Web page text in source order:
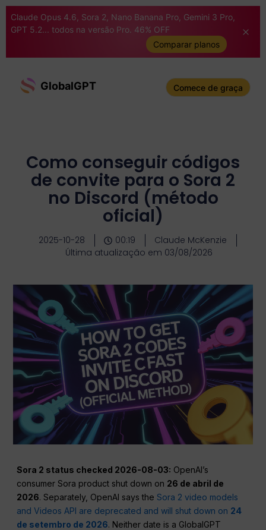
Claude Opus 4.6, Sora 2, Nano Banana Pro, Gemini 3 Pro,
GPT 5.2... todos na versão Pro. 46% OFF
Comparar planos
GlobalGPT Comece de graça
Como conseguir códigos
de convite para o Sora 2
no Discord (método
oficial)
2025-10-28 00:19
Claude McKenzie
Última atualização em 03/08/2026
Sora 2 status checked 2026-08-03: OpenAI’s
consumer Sora product shut down on 26 de abril de
2026. Separately, OpenAI says theSora 2 video models
and Videos API are deprecated and will shut down on 24
de setembro de 2026. Neither date is a GlobalGPT